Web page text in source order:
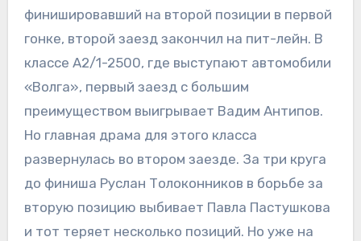
финишировавший на второй позиции в первой
гонке, второй заезд закончил на пит-лейн. В
классе А2/1-2500, где выступают автомобили
«Волга», первый заезд с большим
преимуществом выигрывает Вадим Антипов.
Но главная драма для этого класса
развернулась во втором заезде. За три круга
до финиша Руслан Толоконников в борьбе за
вторую позицию выбивает Павла Пастушкова
и тот теряет несколько позиций. Но уже на